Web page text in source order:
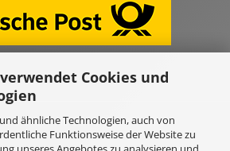
Cookies und
ähnliche Technologien, auch von
Funktionsweise der Website zu
erstellenmit Gambio.de © 2026